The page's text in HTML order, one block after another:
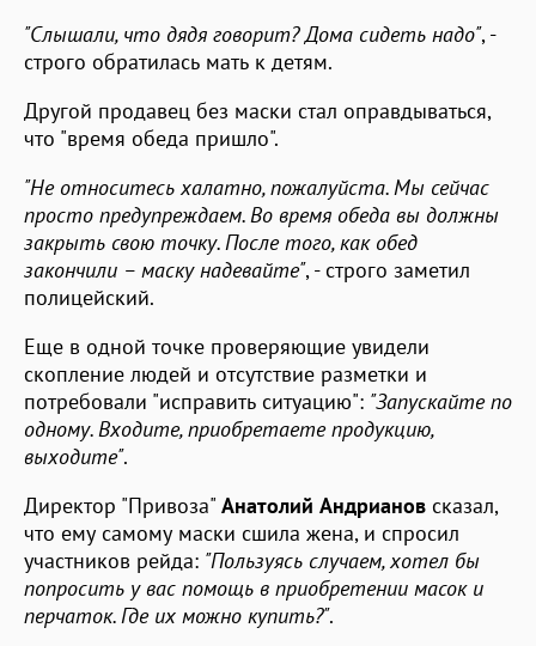
"Слышали, что дядя говорит? Дома сидеть надо", -
строго обратилась мать к детям.
Другой продавец без маски стал оправдываться,
что "время обеда пришло".
"Не относитесь халатно, пожалуйста. Мы сейчас
просто предупреждаем. Во время обеда вы должны
закрыть свою точку. После того, как обед
закончили – маску надевайте", - строго заметил
полицейский.
Еще в одной точке проверяющие увидели
скопление людей и отсутствие разметки и
потребовали "исправить ситуацию": "Запускайте по
одному. Входите, приобретаете продукцию,
выходите".
Директор "Привоза" Анатолий Андрианов сказал,
что ему самому маски сшила жена, и спросил
участников рейда: "Пользуясь случаем, хотел бы
попросить у вас помощь в приобретении масок и
перчаток. Где их можно купить?".